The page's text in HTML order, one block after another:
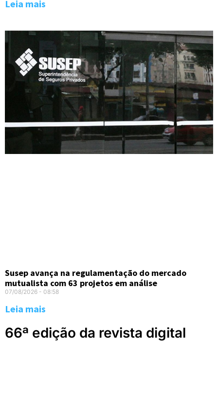
Leia mais
Susep avança na regulamentação do mercado
mutualista com 63 projetos em análise
07/08/2026 08:58
Leia mais
66ª edição da revista digital